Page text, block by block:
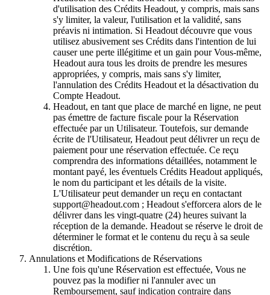
d'utilisation des Crédits Headout, y compris, mais sans
s'y limiter, la valeur, l'utilisation et la validité, sans
préavis ni intimation. Si Headout découvre que vous
utilisez abusivement ses Crédits dans l'intention de lui
causer une perte illégitime et un gain pour Vous-même,
Headout aura tous les droits de prendre les mesures
appropriées, y compris, mais sans s'y limiter,
l'annulation des Crédits Headout et la désactivation du
Compte Headout.
Headout, en tant que place de marché en ligne, ne peut
pas émettre de facture fiscale pour la Réservation
effectuée par un Utilisateur. Toutefois, sur demande
écrite de l'Utilisateur, Headout peut délivrer un reçu de
paiement pour une réservation effectuée. Ce reçu
comprendra des informations détaillées, notamment le
montant payé, les éventuels Crédits Headout appliqués,
le nom du participant et les détails de la visite.
L'Utilisateur peut demander un reçu en contactant
support@headout.com ; Headout s'efforcera alors de le
délivrer dans les vingt-quatre (24) heures suivant la
réception de la demande. Headout se réserve le droit de
déterminer le format et le contenu du reçu à sa seule
discrétion.
Annulations et Modifications de Réservations
Une fois qu'une Réservation est effectuée, Vous ne
pouvez pas la modifier ni l'annuler avec un
Remboursement, sauf indication contraire dans